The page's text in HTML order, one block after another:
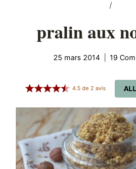
/
pralin aux
25 mars 2014 19
4.5 de2 avis